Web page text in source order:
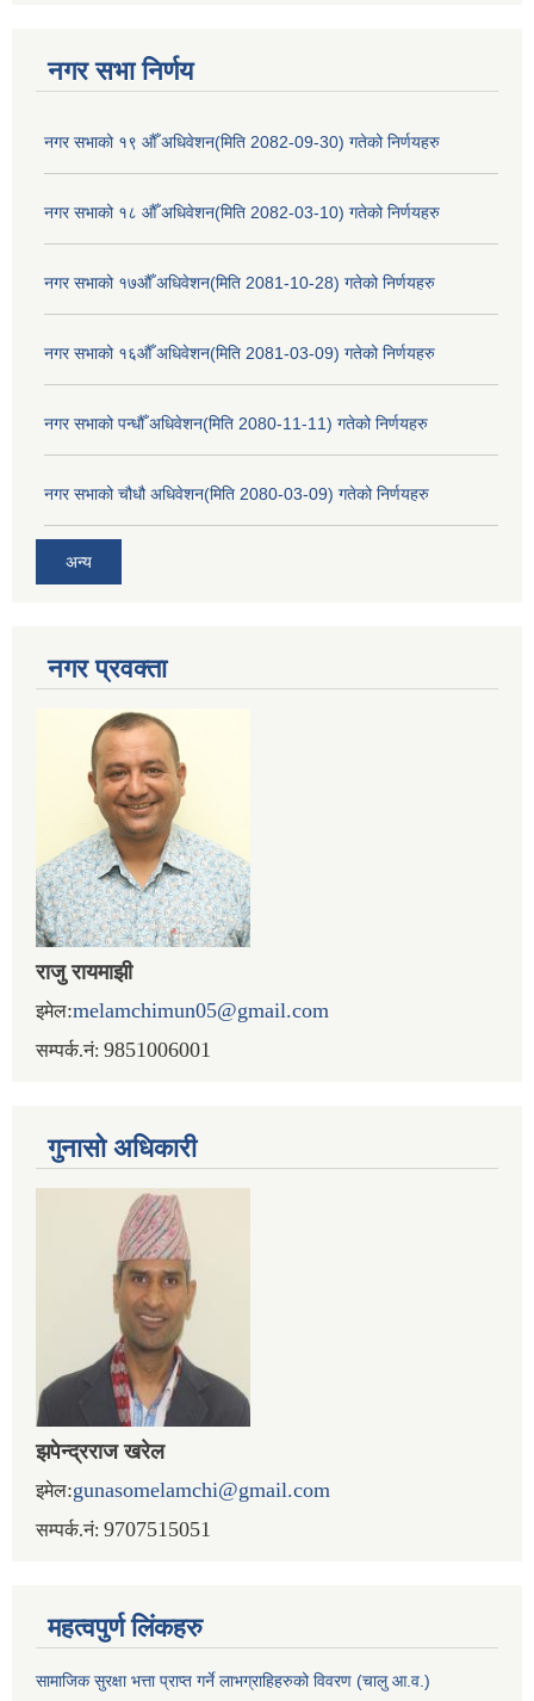
नगर सभा निर्णय
नगर सभाको १९ औँ अधिवेशन(मिति 2082-09-30) गतेको निर्णयहरु
नगर सभाको १८ औँ अधिवेशन(मिति 2082-03-10) गतेको निर्णयहरु
नगर सभाको १७औँ अधिवेशन(मिति 2081-10-28) गतेको निर्णयहरु
नगर सभाको १६औँ अधिवेशन(मिति 2081-03-09) गतेको निर्णयहरु
नगर सभाको पन्धौँ अधिवेशन(मिति 2080-11-11) गतेको निर्णयहरु
नगर सभाको चौधौ अधिवेशन(मिति 2080-03-09) गतेको निर्णयहरु
अन्य
नगर प्रव‌क्ता
राजु रायमाझी
इमेल:melamchimun05@gmail.com
सम्पर्क.नं: 9851006001
गुनासो अधिकारी
झपेन्द्रराज खरेल
इमेल:gunasomelamchi@gmail.com
सम्पर्क.नं: 9707515051
महत्वपुर्ण लिंकहरु
सामाजिक सुरक्षा भत्ता प्राप्त गर्ने लाभग्राहिहरुको विवरण (चालु आ.व.)